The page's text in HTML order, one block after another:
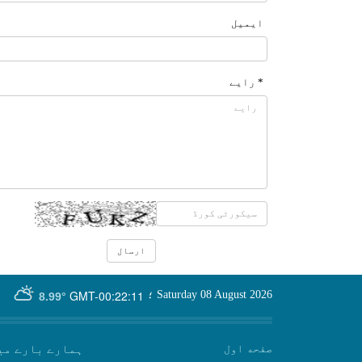
ایمیل
* رایے
GMT-00:22:11
8.99° Saturday 08 August 2026 ؛
صفحه اول ہمارے بارے